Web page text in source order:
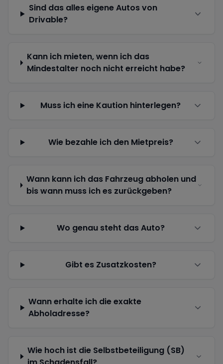
Sind das alles eigene Autos von
Drivable?
Kann ich mieten, wenn ich das
Mindestalter noch nicht erreicht habe?
Muss ich eine Kaution hinterlegen?
Wie bezahle ich den Mietpreis?
Wann kann ich das Fahrzeug abholen und
bis wann muss ich es zurückgeben?
Wo genau steht das Auto?
Gibt es Zusatzkosten?
Wann erhalte ich die exakte
Abholadresse?
Wie hoch ist die Selbstbeteiligung (SB)